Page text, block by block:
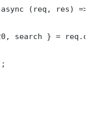
(req, res) =>
search } =